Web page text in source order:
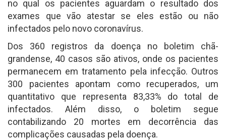
no qual os pacientes aguardam o resultado dos
exames que vão atestar se eles estão ou não
infectados pelo novo coronavírus.
Dos 360 registros da doença no boletim chã-
grandense, 40 casos são ativos, onde os pacientes
permanecem em tratamento pela infecção. Outros
300 pacientes apontam como recuperados, um
quantitativo que representa 83,33% do total de
infectados. Além disso, o boletim segue
contabilizando 20 mortes em decorrência das
complicações causadas pela doença.